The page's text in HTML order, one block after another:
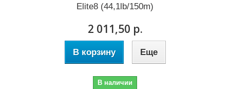
Elite8 (44,1lb/150m)
2 011,50 р.
В корзину Еще
В наличии